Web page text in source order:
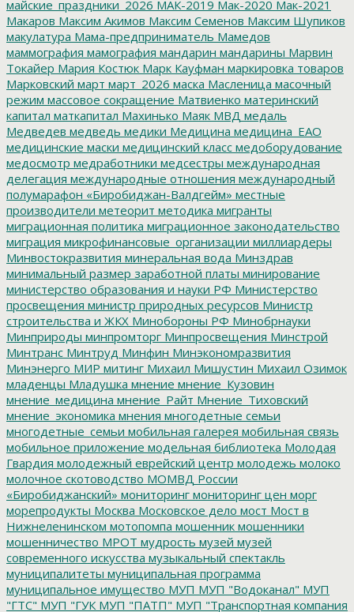
майские_праздники_2026 МАК-2019 Мак-2020 Мак-2021
Макаров Максим Акимов Максим Семенов Максим Шупиков
макулатура Мама-предприниматель Мамедов
маммография мамография мандарин мандарины Марвин
Токайер Мария Костюк Марк Кауфман маркировка товаров
Марковский март март_2026 маска Масленица масочный
режим массовое сокращение Матвиенко материнский
капитал маткапитал Махинько Маяк МВД медаль
Медведев медведь медики Медицина медицина_ЕАО
медицинские маски медицинский класс медоборудование
медосмотр медработники медсестры международная
делегация международные отношения международный
полумарафон «Биробиджан-Валдгейм» местные
производители метеорит методика мигранты
миграционная политика миграционное законодательство
миграция микрофинансовые_организации миллиардеры
Минвостокразвития минеральная вода Минздрав
минимальный размер заработной платы минирование
министерство образования и науки РФ Министерство
просвещения министр природных ресурсов Министр
строительства и ЖКХ Минобороны РФ Минобрнауки
Минприроды минпромторг Минпросвещения Минстрой
Минтранс Минтруд Минфин Минэкономразвития
Минэнерго МИР митинг Михаил Мишустин Михаил Озимок
младенцы Младушка мнение мнение_Кузовин
мнение_медицина мнение_Райт Мнение_Тиховский
мнение_экономика мнения многодетные семьи
многодетные_семьи мобильная галерея мобильная связь
мобильное приложение модельная библиотека Молодая
Гвардия молодежный еврейский центр молодежь молоко
молочное скотоводство МОМВД России
«Биробиджанский» мониторинг мониторинг цен морг
морепродукты Москва Московское дело мост Мост в
Нижнеленинском мотопомпа мошенник мошенники
мошенничество МРОТ мудрость музей музей
современного искусства музыкальный спектакль
муниципалитеты муниципальная программа
муниципальное имущество МУП МУП "Водоканал" МУП
"ГТС" МУП "ГУК МУП "ПАТП" МУП "Транспортная компания